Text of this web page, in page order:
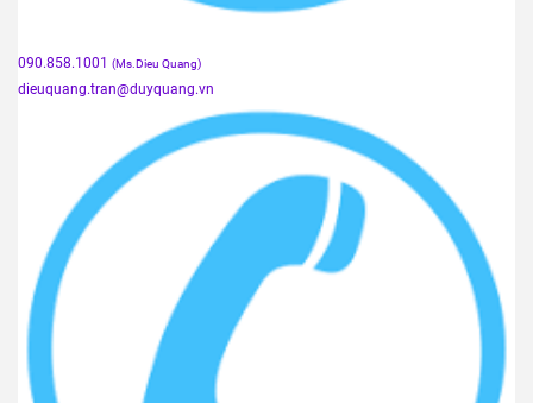
090.858.1001 (Ms.Dieu Quang)
dieuquang.tran@duyquang.vn